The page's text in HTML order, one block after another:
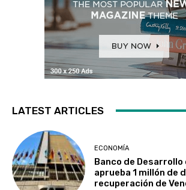
LATEST ARTICLES
ECONOMÍA
Banco de Desarrollo
aprueba 1 millón de
recuperación de